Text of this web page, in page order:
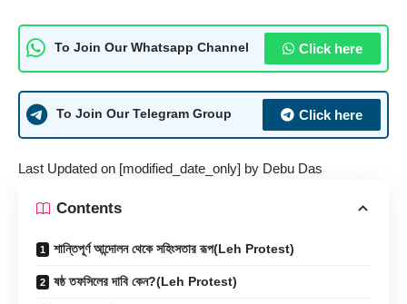
To Join Our Whatsapp Channel Click here
To Join Our Telegram Group Click here
Last Updated on [modified_date_only] by Debu Das
Contents
শান্তিপূর্ণ আন্দোলন থেকে সহিংসতার রূপ(Leh Protest)
ষষ্ঠ তফসিলের দাবি কেন?(Leh Protest)